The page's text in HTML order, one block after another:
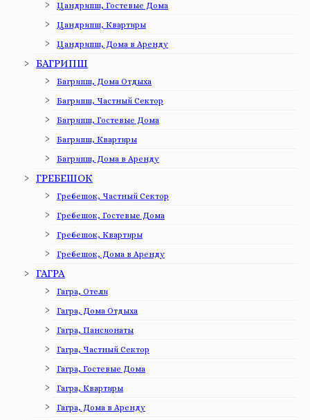
Цандрипш, Гостевые Дома
Цандрипш, Квартиры
Цандрипш, Дома в Аренду
БАГРИПШ
Багрипш, Дома Отдыха
Багрипш, Частный Сектор
Багрипш, Гостевые Дома
Багрипш, Квартиры
Багрипш, Дома в Аренду
ГРЕБЕШОК
Гребешок, Частный Сектор
Гребешок, Гостевые Дома
Гребешок, Квартиры
Гребешок, Дома в Аренду
ГАГРА
Гагра, Отели
Гагра, Дома Отдыха
Гагра, Пансионаты
Гагра, Частный Сектор
Гагра, Гостевые Дома
Гагра, Квартиры
Гагра, Дома в Аренду